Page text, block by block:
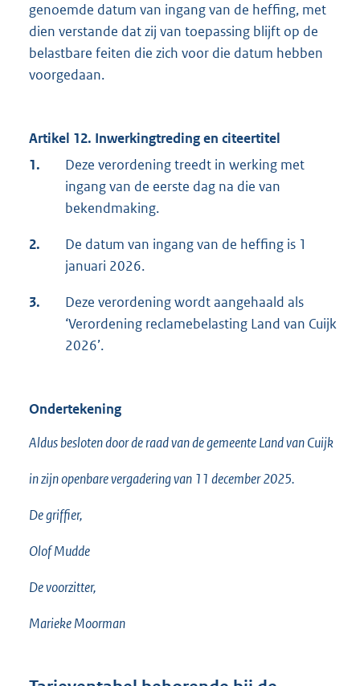
genoemde datum van ingang van de heffing, met
dien verstande dat zij van toepassing blijft op de
belastbare feiten die zich voor die datum hebben
voorgedaan.
Artikel 12. Inwerkingtreding en citeertitel
1.
Deze verordening treedt in werking met
ingang van de eerste dag na die van
bekendmaking.
2.
De datum van ingang van de heffing is 1
januari 2026.
3.
Deze verordening wordt aangehaald als
‘Verordening reclamebelasting Land van Cuijk
2026’.
Ondertekening
Aldus besloten door de raad van de gemeente Land van Cuijk
in zijn openbare vergadering van 11 december 2025.
De griffier,
Olof Mudde
De voorzitter,
Marieke Moorman